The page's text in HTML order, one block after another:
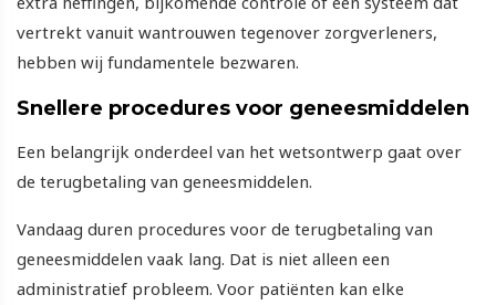
vertrekt vanuit wantrouwen tegenover zorgverleners,
hebben wij fundamentele bezwaren.
Snellere procedures voor geneesmiddelen
Een belangrijk onderdeel van het wetsontwerp gaat over
de terugbetaling van geneesmiddelen.
Vandaag duren procedures voor de terugbetaling van
geneesmiddelen vaak lang. Dat is niet alleen een
administratief probleem. Voor patiënten kan elke